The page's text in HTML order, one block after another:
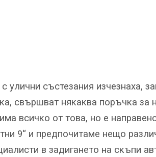
улични състезания изчезнаха,
свършват някаква поръчка за
всичко от това, но е
9“ и предпочитаме нещо
в задигането на скъпи